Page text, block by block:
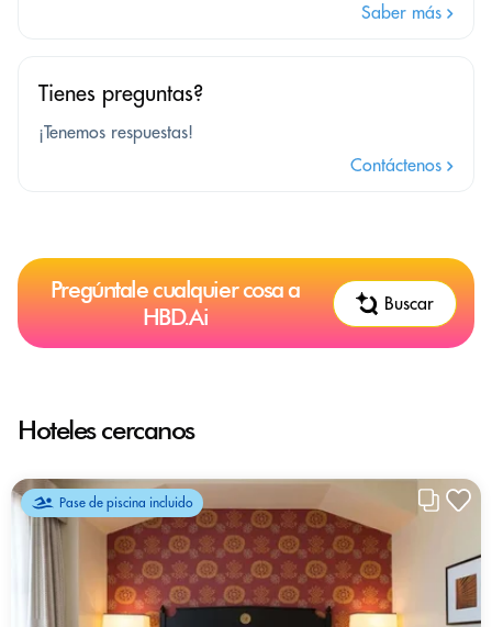
Saber más
Tienes preguntas?
¡Tenemos respuestas!
Contáctenos
Pregúntale cualquier cosa a
HBD.Ai
Buscar
Hoteles cercanos
Pase de piscina incluido